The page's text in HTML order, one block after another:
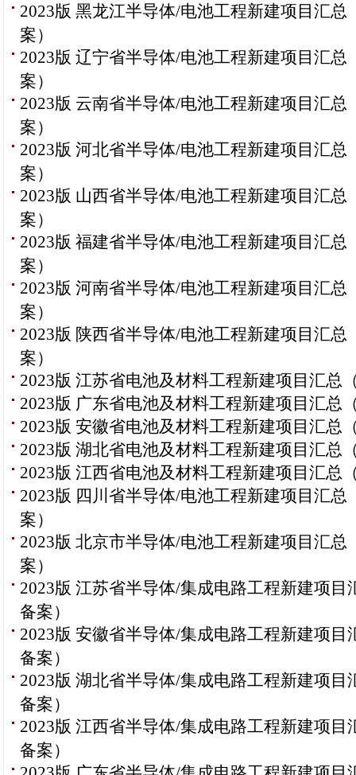
2023版 黑龙江半导体/电池工程新建项目汇总
案）
2023版 辽宁省半导体/电池工程新建项目汇总
案）
2023版 云南省半导体/电池工程新建项目汇总
案）
2023版 河北省半导体/电池工程新建项目汇总
案）
2023版 山西省半导体/电池工程新建项目汇总
案）
2023版 福建省半导体/电池工程新建项目汇总
案）
2023版 河南省半导体/电池工程新建项目汇总
案）
2023版 陕西省半导体/电池工程新建项目汇总
案）
2023版 江苏省电池及材料工程新建项目汇总
2023版 广东省电池及材料工程新建项目汇总
2023版 安徽省电池及材料工程新建项目汇总
2023版 湖北省电池及材料工程新建项目汇总
2023版 江西省电池及材料工程新建项目汇总
2023版 四川省半导体/电池工程新建项目汇总
案）
2023版 北京市半导体/电池工程新建项目汇总
案）
2023版 江苏省半导体/集成电路工程新建项目
备案）
2023版 安徽省半导体/集成电路工程新建项目
备案）
2023版 湖北省半导体/集成电路工程新建项目
备案）
2023版 江西省半导体/集成电路工程新建项目
备案）